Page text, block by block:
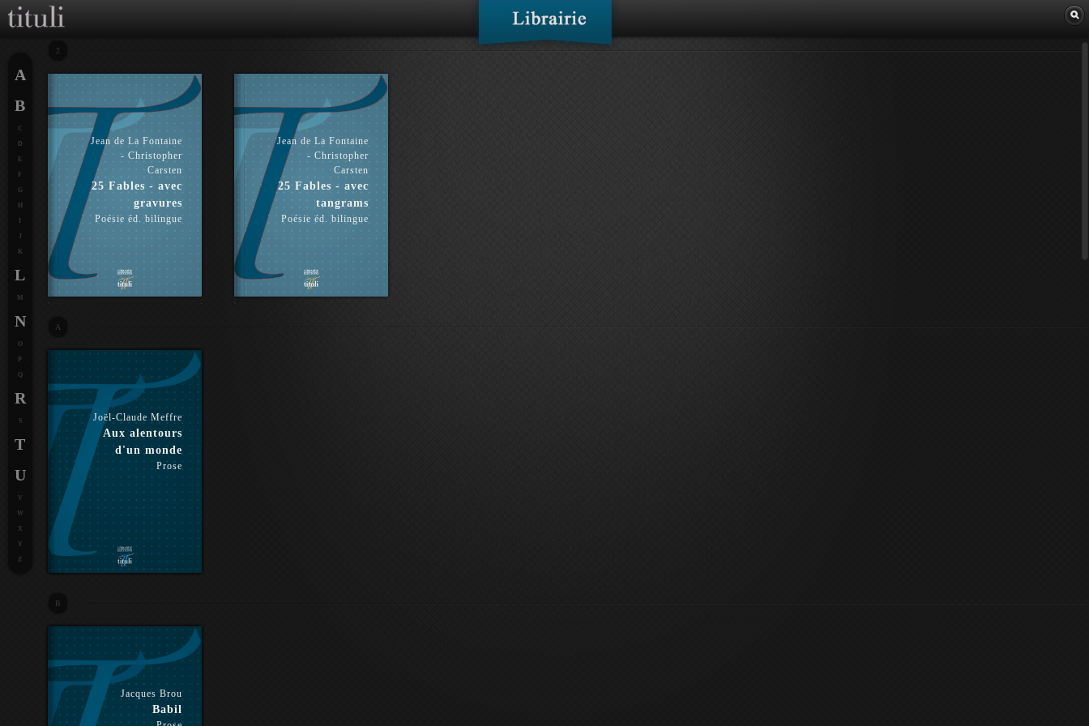
2
Jean de La Fontaine
- Christopher
Carsten
25 Fables - avec
gravures
Poésie éd. bilingue
Jean de La Fontaine
- Christopher
Carsten
25 Fables - avec
tangrams
Poésie éd. bilingue
A
Joël-Claude Meffre
Aux alentours
d'un monde
Prose
B
Jacques Brou
Babil
A
B
C
D
E
F
G
J
K
L
M
N
O
P
Q
R
S
T
U
V
W
X
Y
Z